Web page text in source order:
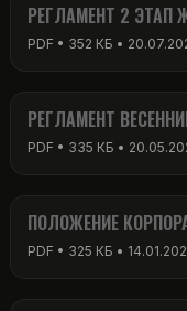
РЕГЛАМЕНТ 2 ЭТАП
PDF • 352 КБ •
РЕГЛАМЕНТ
PDF • 335 КБ •
ПОЛОЖЕНИЕ
PDF • 325 КБ •